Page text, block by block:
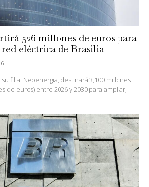
526 millones de euros para
eléctrica de Brasilia
filial Neoenergia, destinará 3,100 millones
de euros) entre 2026 y 2030 para ampliar,